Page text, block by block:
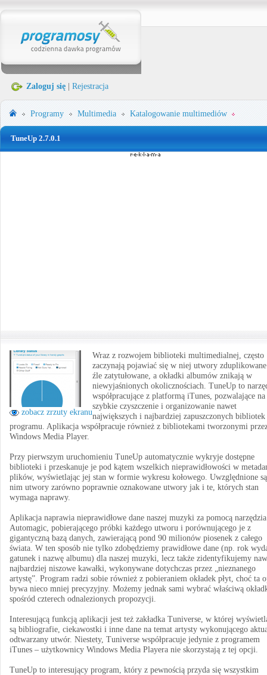
Zaloguj się Rejestracja
Programy Multimedia Katalogowanie multimediów
TuneUp 2.7.0.1
zobacz zrzuty ekranu
Wraz z rozwojem biblioteki multimedialnej, często
zaczynają pojawiać się w niej utwory
źle zatytułowane, a okładki albumów znikają w
niewyjaśnionych okolicznościach. TuneUp to
współpracujące z platformą iTunes, pozwalające na
szybkie czyszczenie i organizowanie nawet
największych i najbardziej zapuszczonych bibliotek
programu. Aplikacja współpracuje również z bibliotekami tworzonymi
Windows Media Player.
Przy pierwszym uruchomieniu TuneUp automatycznie wykryje dostępne
biblioteki i przeskanuje je pod kątem wszelkich nieprawidłowości w
plików, wyświetlając jej stan w formie wykresu kołowego. Uwzględnione
nim utwory zarówno poprawnie oznakowane utwory jak i te, których stan
wymaga naprawy.
Aplikacja naprawia nieprawidłowe dane naszej muzyki za pomocą narzędzia
Automagic, pobierającego próbki każdego utworu i porównującego je z
gigantyczną bazą danych, zawierającą pond 90 milionów piosenek z całego
świata. W ten sposób nie tylko zdobędziemy prawidłowe dane (np. rok
gatunek i nazwę albumu) dla naszej muzyki, lecz także zidentyfikujemy
najbardziej niszowe kawałki, wykonywane dotychczas przez „nieznanego
artystę”. Program radzi sobie również z pobieraniem okładek płyt, choć ta
bywa nieco mniej precyzyjny. Możemy jednak sami wybrać właściwą
spośród czterech odnalezionych propozycji.
Interesującą funkcją aplikacji jest też zakładka Tuniverse, w której
są bibliografie, ciekawostki i inne dane na temat artysty wykonującego
odtwarzany utwór. Niestety, Tuniverse współpracuje jedynie z programem
iTunes – użytkownicy Windows Media Playera nie skorzystają z tej opcji.
TuneUp to interesujący program, który z pewnością przyda się wszystkim